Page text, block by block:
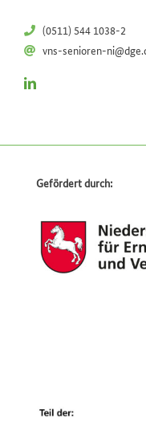
(0511) 544 1038-2
vns-senioren-
Gefördert durch: